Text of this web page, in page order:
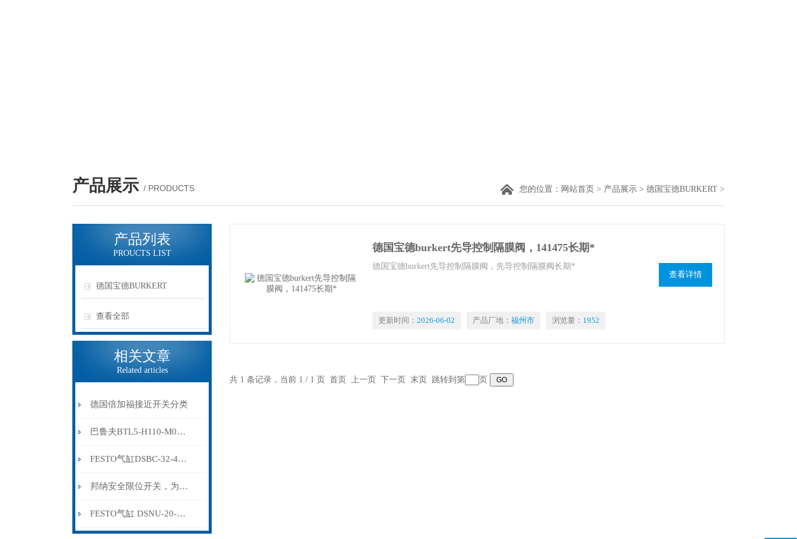
产品展示 / PRODUCTS 您的位置： 网站首页 > 产品展示 > 德国宝德BURKERT >
产品列表
PROUCTS LIST
德国宝德BURKERT
查看全部
相关文章
Related articles
德国倍加福接近开关分类
巴鲁夫BTL5-H110-M0300-HC-SA410-S94
FESTO气缸DSBC-32-400-PPVA-N3 1376432
邦纳安全限位开关，为工业应用提供*的链锁和位置监控
FESTO气缸 DSNU-20-150-PPV-A 1908296
德国宝德burkert先导控制隔膜阀，141475长期*
德国宝德burkert先导控制隔膜阀，先导控制隔膜阀长期*
更新时间： 2026-06-02 产品厂地： 福州市 浏览量： 1952
查看详情
共 1 条记录，当前 1 / 1 页 首页 上一页 下一页 末页 跳转到第 页